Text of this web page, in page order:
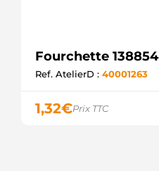
Fourchette 138854
Ref. AtelierD : 40001263
1,32€Prix TTC